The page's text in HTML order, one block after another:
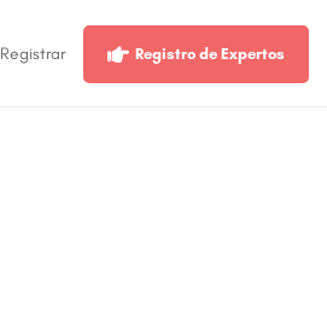
Registrar Registro de Expertos